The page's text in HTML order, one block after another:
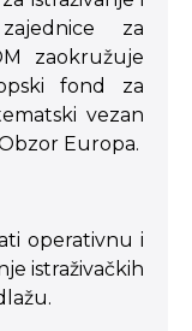
za
zaokružuje
fond za
vezan
Europa.
operativnu i
istraživačkih